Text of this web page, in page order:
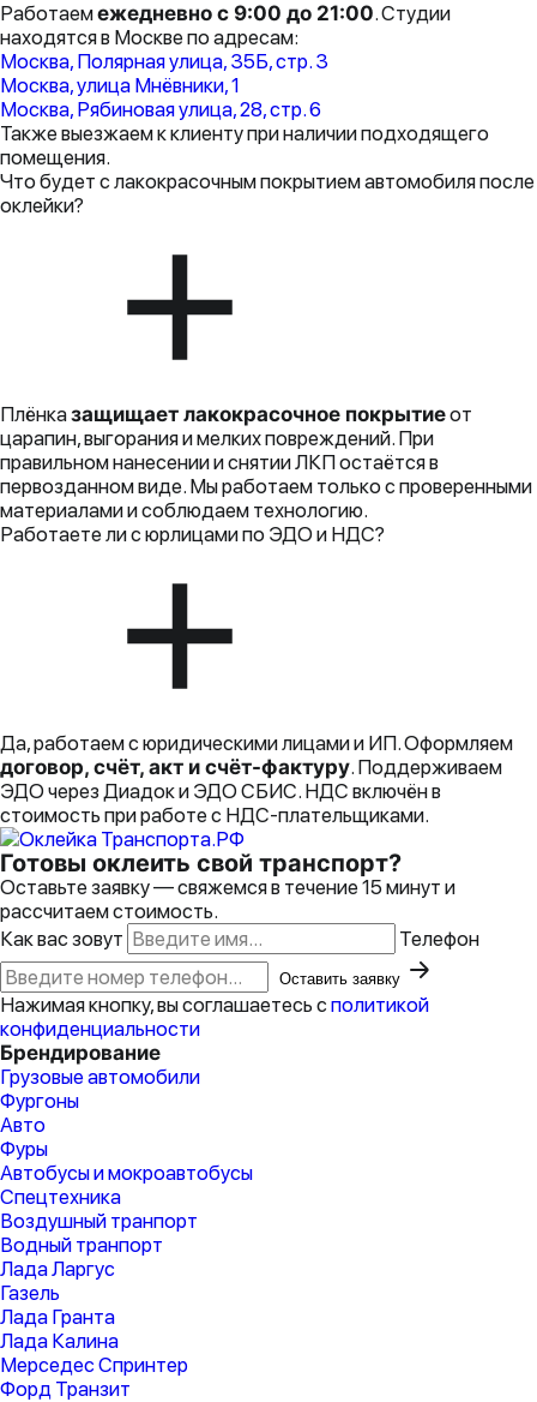
Работаемежедневно с 9:00 до 21:00. Студии
находятся в Москве по адресам:
Москва, Полярная улица, 35Б, стр. 3
Москва, улица Мнёвники, 1
Москва, Рябиновая улица, 28, стр. 6
Также выезжаем к клиенту при наличии подходящего
помещения.
Что будет с лакокрасочным покрытием автомобиля после
оклейки?
Плёнказащищает лакокрасочное покрытиеот
царапин, выгорания и мелких повреждений. При
правильном нанесении и снятии ЛКП остаётся в
первозданном виде. Мы работаем только с проверенными
материалами и соблюдаем технологию.
Работаете ли с юрлицами по ЭДО и НДС?
Да, работаем с юридическими лицами и ИП. Оформляем
договор, счёт, акт и счёт-фактуру. Поддерживаем
ЭДО через Диадок и ЭДО СБИС. НДС включён в
стоимость при работе с НДС-плательщиками.
Готовы оклеить свой транспорт?
Оставьте заявку — свяжемся в течение 15 минут и
рассчитаем стоимость.
Как вас зовут
Телефон
Оставить заявку
Нажимая кнопку, вы соглашаетесь с политикой
конфиденциальности
Брендирование
Грузовые автомобили
Фургоны
Авто
Фуры
Автобусы и мокроавтобусы
Спецтехника
Воздушный транпорт
Водный транпорт
Лада Ларгус
Газель
Лада Гранта
Лада Калина
Мерседес Спринтер
Форд Транзит